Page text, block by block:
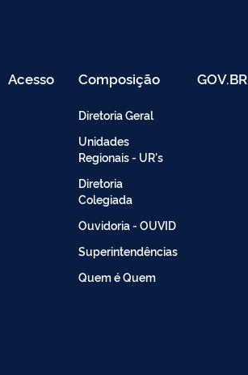
Acesso Composição
Diretoria Geral
Unidades
Regionais - UR's
Diretoria
Colegiada
Ouvidoria - OUVID
Superintendências
Quem é Quem
GOV.BR